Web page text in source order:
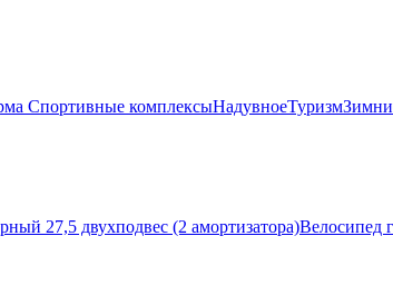
Спортивные комплексыНадувноеТуризм
27,5 двухподвес (2 амортизатора)Велосипед